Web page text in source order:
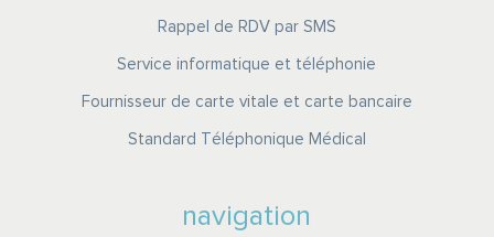
Rappel de RDV par SMS
Service informatique et téléphonie
Fournisseur de carte vitale et carte bancaire
Standard Téléphonique Médical
navigation